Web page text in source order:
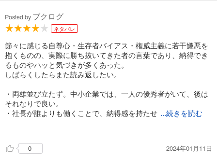
Posted by ブクログ
ネタバレ
節々に感じる自尊心・生存者バイアス・権威主義に若干嫌悪を
抱くものの、実際に勝ち抜いてきた者の言葉であり、納得でき
るものやハッと気づきが多くあった。
しばらくしたらまた読み返したい。
・両雄並び立たず。中小企業では、一人の優秀者がいて、後は
それなりで良い。
・社長が誰よりも働くことで、納得感を持たせ ...続きを読む
・社長に金を使うなら、社員にも金を使え。
・社員教育をしない会社は停滞し、消えていく。
0 2024年01月11日